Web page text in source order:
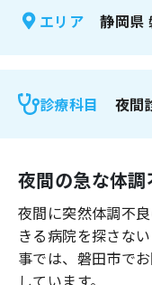
感染症
よくあるご質問
エリア 静岡県
診療科目 夜間
夜間の急な体
夜間に突然体調不
きる病院を探さな
事では、 磐田市で
しています。